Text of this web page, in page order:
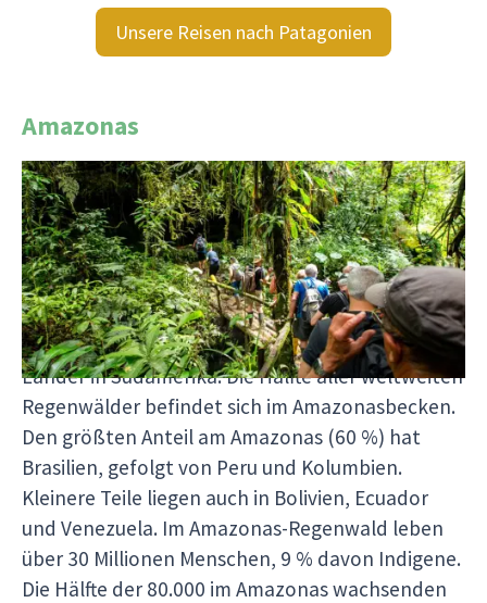
Unsere Reisen nach Patagonien
Amazonas
Der Amazonas-Regenwald ist die größte „Lunge“
der Erde. Er bindet mehr CO2 und setzt mehr
Sauerstoff frei als alle Wälder in Nordamerika und
Europa zusammen. Der Amazonas ist der größte
Wald der Welt und erstreckt sich über 4828 km
von den Anden bis zum Atlantik und durch neun
Länder in Südamerika. Die Hälfte aller weltweiten
Regenwälder befindet sich im Amazonasbecken.
Den größten Anteil am Amazonas (60 %) hat
Brasilien, gefolgt von Peru und Kolumbien.
Kleinere Teile liegen auch in Bolivien, Ecuador
und Venezuela. Im Amazonas-Regenwald leben
über 30 Millionen Menschen, 9 % davon Indigene.
Die Hälfte der 80.000 im Amazonas wachsenden